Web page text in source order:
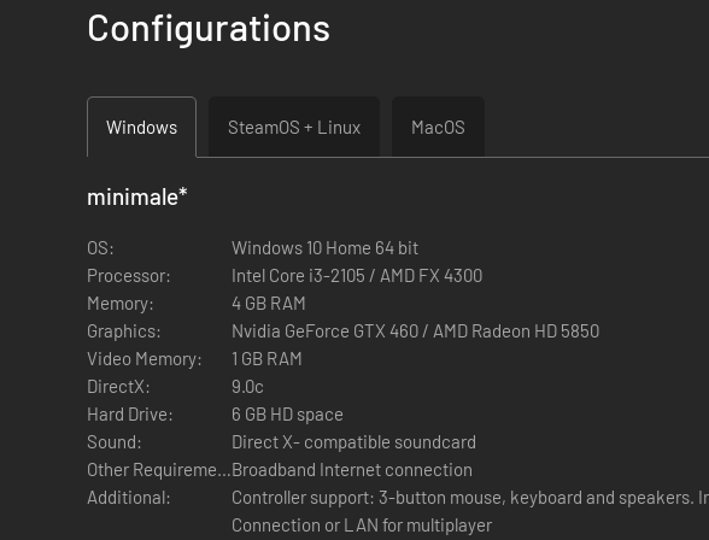
- Europa Universalis IV: Songs of the New World
Configurations
Windows SteamOS + Linux MacOS
minimale*
OS:
Windows 10 Home 64 bit
Processor:
Intel Core i3-2105 / AMD FX 4300
Memory:
4 GB RAM
Graphics:
Nvidia GeForce GTX 460 / AMD Radeon HD 5850
Video Memory:
1 GB RAM
DirectX:
9.0c
Hard Drive:
6 GB HD space
Sound:
Direct X- compatible soundcard
Other Requirements:Broadband Internet connection
Additional:
Controller support: 3-button mouse, keyboard and speakers.
Connection or LAN for multiplayer